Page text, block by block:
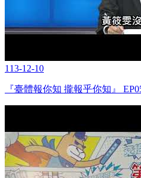
113-12-10
『臺體報你知 攏報乎你知』